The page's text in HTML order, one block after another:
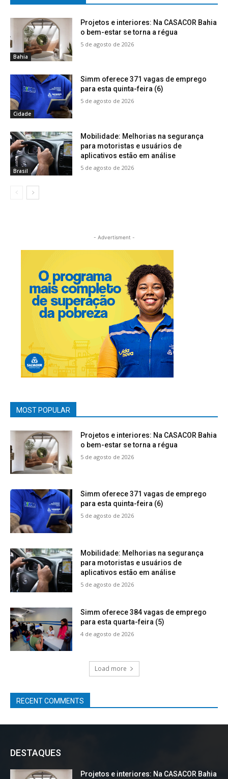
Bahia
Projetos e interiores: Na CASACOR Bahia
o bem-estar se torna a régua
5 de agosto de 2026
Cidade
Simm oferece 371 vagas de emprego
para esta quinta-feira (6)
5 de agosto de 2026
Brasil
Mobilidade: Melhorias na segurança
para motoristas e usuários de
aplicativos estão em análise
5 de agosto de 2026
- Advertisment -
MOST POPULAR
Projetos e interiores: Na CASACOR Bahia
o bem-estar se torna a régua
5 de agosto de 2026
Simm oferece 371 vagas de emprego
para esta quinta-feira (6)
5 de agosto de 2026
Mobilidade: Melhorias na segurança
para motoristas e usuários de
aplicativos estão em análise
5 de agosto de 2026
Simm oferece 384 vagas de emprego
para esta quarta-feira (5)
4 de agosto de 2026
Load more
RECENT COMMENTS
DESTAQUES
Projetos e interiores: Na CASACOR Bahia